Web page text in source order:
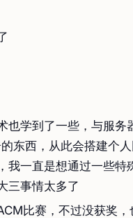
也学到了一些，与服务
东西，从此会搭建个
我一直是想通过一些特
三事情太多了
比赛，不过没获奖